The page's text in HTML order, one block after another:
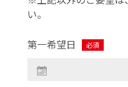
い。
第一希望日 必須